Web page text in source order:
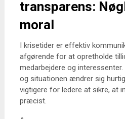
transparens:
moral
I krisetider er effektiv
afgørende for at opretholde
medarbejdere og
og situationen ændrer sig
vigtigere for ledere at sikre, at
præcist.